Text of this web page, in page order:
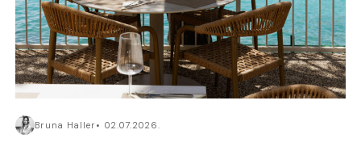
Bruna Haller 02.07.2026.